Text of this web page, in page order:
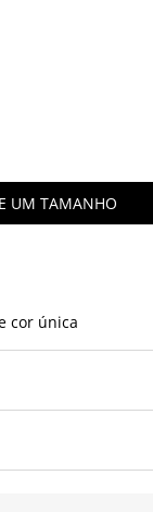
UM TAMANHO
cor única